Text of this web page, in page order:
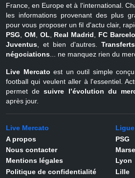
France, en Europe et à l'international.
les informations provenant des plus
pour vous proposer un fil d'actu clair,
PSG
OM OL Real Madrid FC
Juventus , et bien d'autres.
négociations ... ne manquez rien du
Live Mercato est un outil simple
football qui veulent aller à l'essentiel.
permet desuivre l’évolution du
après jour.
Live Mercato
A propos
Nous contacter
Mentions légales
Politique de confidentialité
PSG
Lyon
Lille